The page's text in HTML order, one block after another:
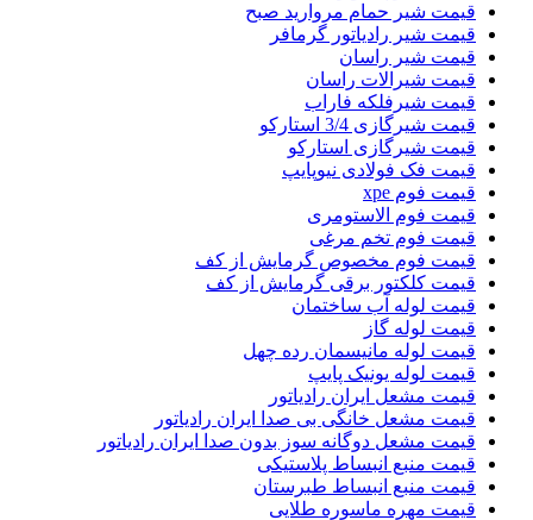
قیمت شیر حمام مروارید صبح
قیمت شیر رادیاتور گرمافر
قیمت شیر راسان
قیمت شیرالات راسان
قیمت شیرفلکه فاراب
قیمت شیرگازی 3/4 استارکو
قیمت شیرگازی استارکو
قیمت فک فولادی نیوپایپ
قیمت فوم xpe
قیمت فوم الاستومری
قیمت فوم تخم مرغی
قیمت فوم مخصوص گرمایش از کف
قیمت کلکتور برقی گرمایش از کف
قیمت لوله آب ساختمان
قیمت لوله گاز
قیمت لوله مانیسمان رده چهل
قیمت لوله یونیک پایپ
قیمت مشعل ایران رادیاتور
قیمت مشعل خانگی بی صدا ایران رادیاتور
قیمت مشعل دوگانه سوز بدون صدا ایران رادیاتور
قیمت منبع انبساط پلاستیکی
قیمت منبع انبساط طبرستان
قیمت مهره ماسوره طلایی